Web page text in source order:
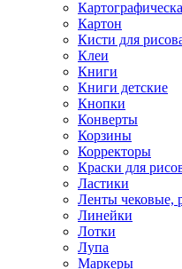
Картон
Кисти для
Клеи
Книги
Книги детские
Кнопки
Конверты
Корзины
Корректоры
Краски для
Ластики
Ленты чековые,
Линейки
Лотки
Лупа
Маркеры